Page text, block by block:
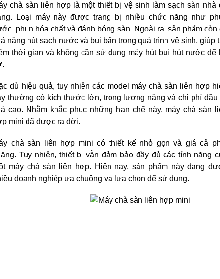
chà sàn liên hợp là một thiết bị vệ sinh làm sạch sàn nhà
Loại máy này được trang bị nhiều chức năng như
phun hóa chất và đánh bóng sàn. Ngoài ra, sản phẩm còn
năng hút sạch nước và bụi bẩn trong quá trình vệ sinh, giúp
thời gian và không cần sử dụng máy hút bụi hút nước để
dù hiệu quả, tuy nhiên các model máy chà sàn liên hợp
thường có kích thước lớn, trọng lượng nặng và chi phí đầu
cao. Nhằm khắc phục những hạn chế này, máy chà sàn
mini đã được ra đời.
chà sàn liên hợp mini có thiết kế nhỏ gọn và giá cả
Tuy nhiên, thiết bị vẫn đảm bảo đầy đủ các tính năng
máy chà sàn liên hợp. Hiện nay, sản phẩm này đang
doanh nghiệp ưa chuộng và lựa chọn để sử dụng.